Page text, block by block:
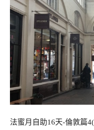
法蜜月自助16天-倫敦篇